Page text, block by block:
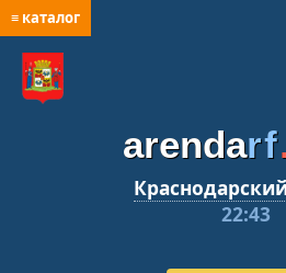
≡ каталог
arendarf
22:43